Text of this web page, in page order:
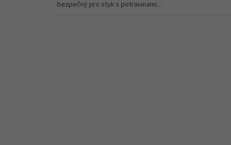
bezpečný pro styk s potravinami...